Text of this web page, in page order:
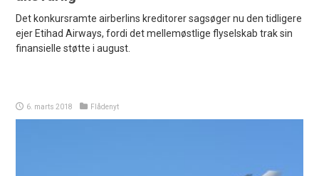
Det konkursramte airberlins kreditorer sagsøger nu den tidligere
ejer Etihad Airways, fordi det mellemøstlige flyselskab trak sin
finansielle støtte i august.
6. marts 2018 Flådenyt